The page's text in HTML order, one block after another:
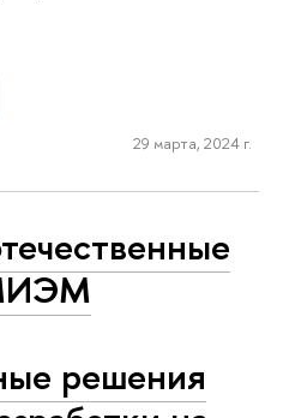
29 марта, 2024 г.
решения